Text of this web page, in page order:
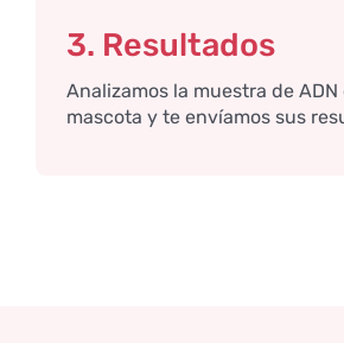
3. Resultados
Analizamos la muestra de ADN
mascota y te envíamos sus